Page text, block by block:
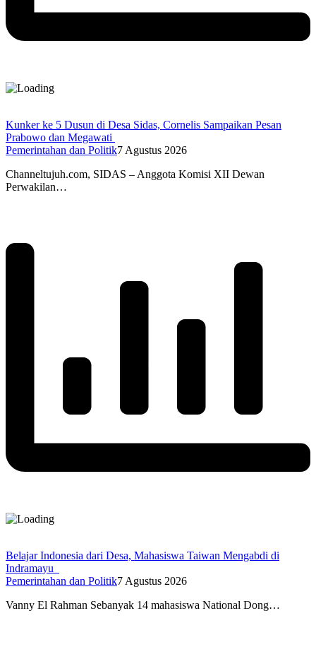
Kunker ke 5 Dusun di Desa Sidas, Cornelis Sampaikan Pesan
Prabowo dan Megawati
Pemerintahan dan Politik7 Agustus 2026
Channeltujuh.com, SIDAS – Anggota Komisi XII Dewan
Perwakilan…
Belajar Indonesia dari Desa, Mahasiswa Taiwan Mengabdi di
Indramayu
Pemerintahan dan Politik7 Agustus 2026
Vanny El Rahman Sebanyak 14 mahasiswa National Dong…